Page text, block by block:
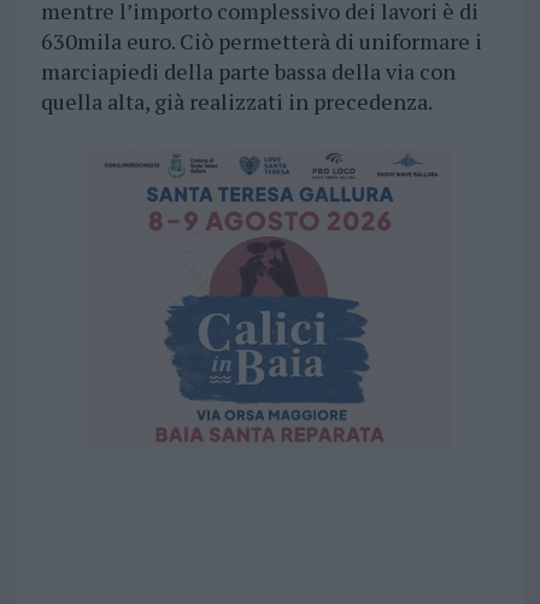
mentre l’importo complessivo dei lavori è di
630mila euro. Ciò permetterà di uniformare i
marciapiedi della parte bassa della via con
quella alta, già realizzati in precedenza.